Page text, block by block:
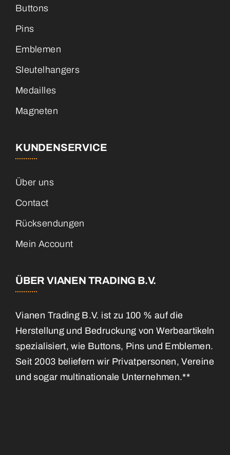
Buttons
Pins
Emblemen
Sleutelhangers
Medailles
Magneten
KUNDENSERVICE
Über uns
Contact
Rücksendungen
Mein Account
ÜBER VIANEN TRADING B.V.
Vianen Trading B.V. ist zu 100 % auf die
Herstellung und Bedruckung von Werbeartikeln
spezialisiert, wie Buttons, Pins und Emblemen.
Seit 2003 beliefern wir Privatpersonen, Vereine
und sogar multinationale Unternehmen.**